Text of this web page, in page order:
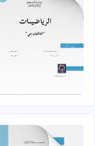
اقرأ